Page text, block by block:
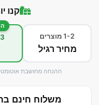
קנו
1-2 מוצרים
מחיר רגיל
3+ מוצרים
ההנחה מחושבת
משלוח חינם